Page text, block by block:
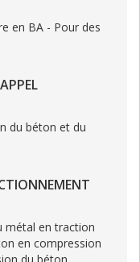
en BA - Pour des
du béton et du
métal en traction
en compression